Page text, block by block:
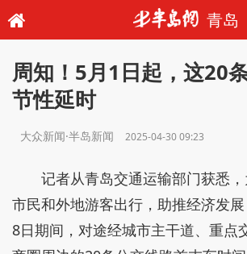
青岛
周知！5月1日起，这20
节性延时
大众新闻·半岛新闻 2025-04-30 09:23
记者从青岛交通运输部门获悉
市民和外地游客出行，助推经济发
8日期间，对途经城市主干道、重点